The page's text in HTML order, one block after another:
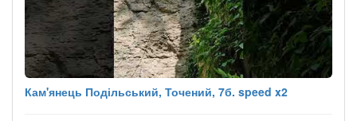
Кам'янець Подільський, Точений, 7б. speed x2